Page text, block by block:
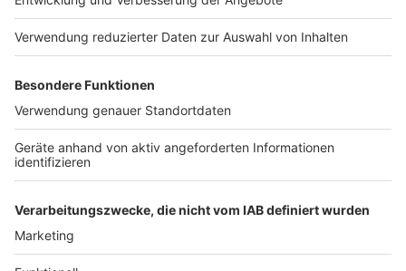
Presse
Werben
Archiv
ANTENNE BAYERN GROUP
Stiftung ANTENNE BAYERN
hilft
Teilnahmebedingungen
Grounding Page ANTENNE
Verkehrs-Hotline